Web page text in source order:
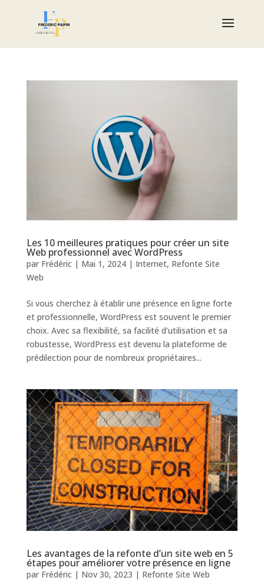
Les 10 meilleures pratiques pour créer un site
Web professionnel avec WordPress
par Frédéric| Mai 1, 2024| Internet, Refonte Site
Web
Si vous cherchez à établir une présence en ligne forte
et professionnelle, WordPress est souvent le premier
choix. Avec sa flexibilité, sa facilité d’utilisation et sa
robustesse, WordPress est devenu la plateforme de
prédilection pour de nombreux propriétaires...
Les avantages de la refonte d’un site web en 5
étapes pour améliorer votre présence en ligne
par Frédéric| Nov 30, 2023 | Refonte Site Web